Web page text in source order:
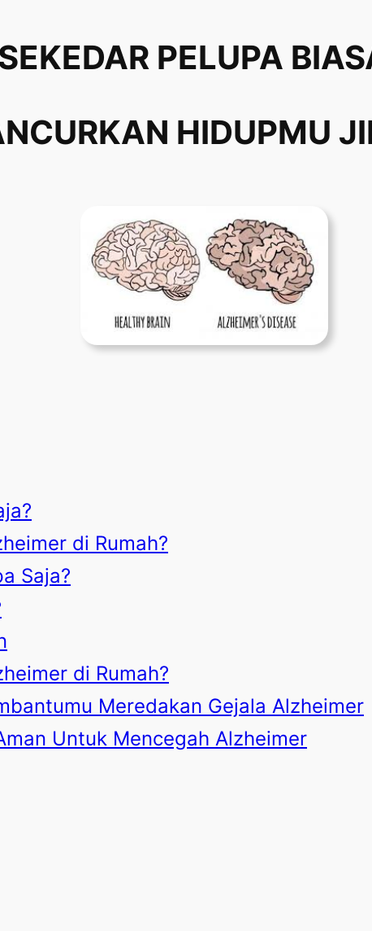
PELUPA
HIDUPMU
di Rumah?
Saja?
di Rumah?
Meredakan Gejala Alzheimer
Untuk Mencegah Alzheimer